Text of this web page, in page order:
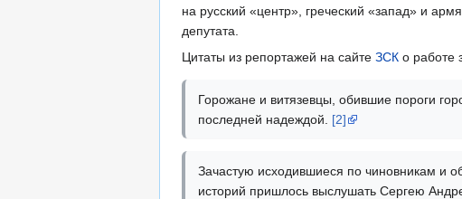
на русский «центр», греческий «запад» и
депутата.
Цитаты из репортажей на сайте ЗСК о работе
Горожане и витязевцы, обившие пороги
последней надеждой. [2]
Зачастую исходившиеся по чиновникам и
историй пришлось выслушать Сергею